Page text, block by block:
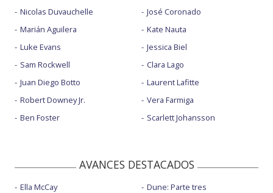
Nicolas Duvauchelle
Marián Aguilera
Luke Evans
Sam Rockwell
Juan Diego Botto
Robert Downey Jr.
Ben Foster
José Coronado
Kate Nauta
Jessica Biel
Clara Lago
Laurent Lafitte
Vera Farmiga
Scarlett Johansson
AVANCES DESTACADOS
Ella McCay
Dune: Parte tres